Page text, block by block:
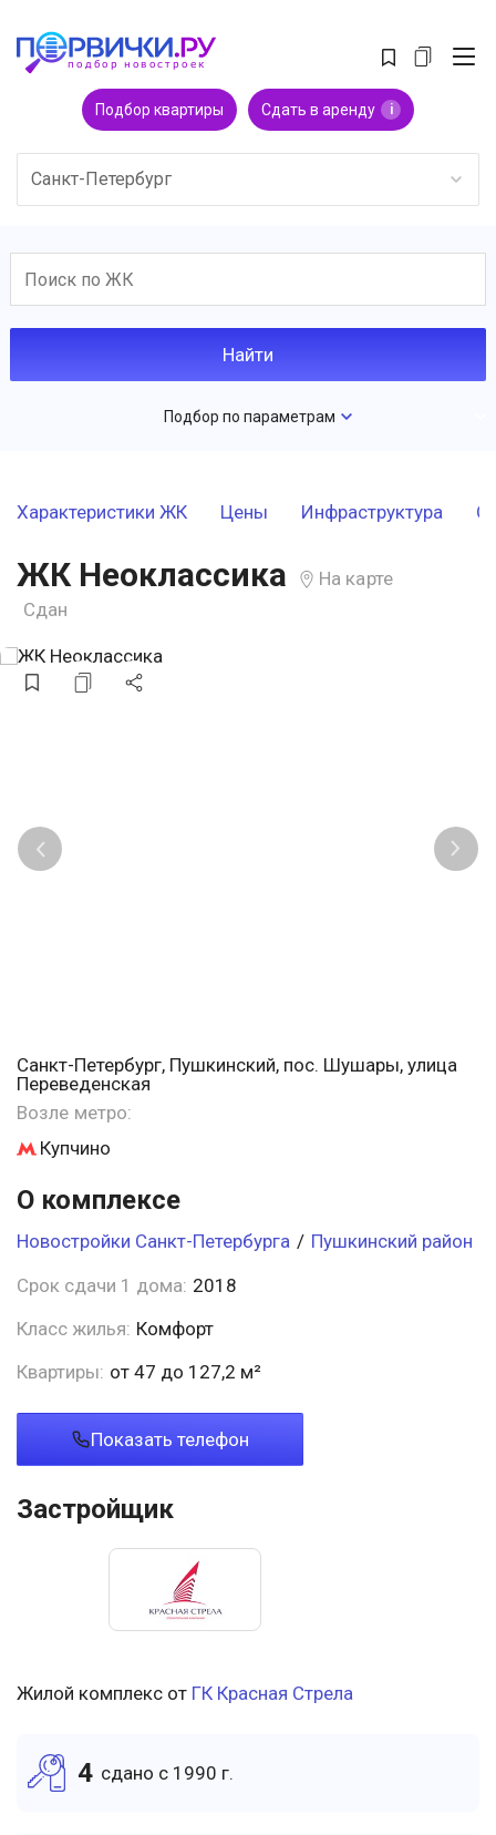
Подбор квартиры Сдать в аренду i
Санкт-Петербург
Подбор по параметрам
Характеристики ЖК Цены Инфраструктура
ЖК Неоклассика
На карте
Сдан
Санкт-Петербург, Пушкинский, пос. Шушары, улица
Переведенская
Возле метро:
Купчино
О комплексе
Новостройки Санкт-Петербурга / Пушкинский район
Срок сдачи 1 дома: 2018
Класс жилья: Комфорт
Квартиры: от 47 до 127,2 м²
Показать телефон
Застройщик
Жилой комплекс от ГК Красная Стрела
4 cдано c 1990 г.